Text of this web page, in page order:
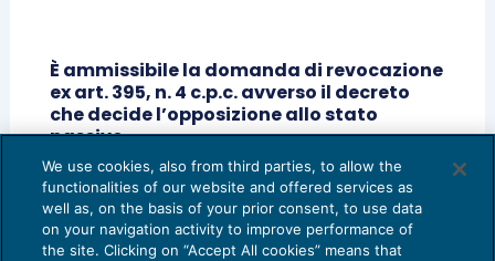
È ammissibile la domanda di revocazione
ex art. 395, n. 4 c.p.c. avverso il decreto
che decide l’opposizione allo stato
passivo.
IMPUGNAZIONI09/05/2017
1 2 3 4 5
We use cookies, also from third parties, to allow the
functionalities of our website and offered services as
well as, on the basis of your prior consent, to use data
on your navigation activity to improve performance of
the site. Clicking on “Accept All cookies” means that